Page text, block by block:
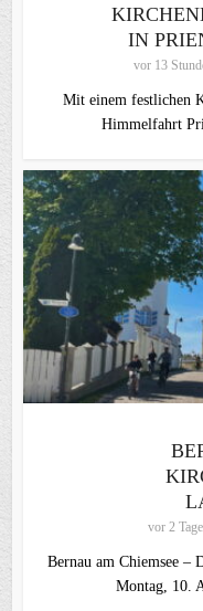
IN
vor 13
Mit einem festlichen
Himmelfahrt
vor 2
Bernau am Chiemsee –
Montag, 10.